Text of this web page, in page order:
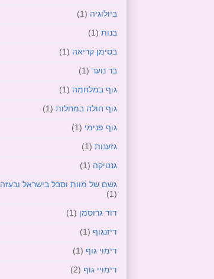
ביולוגיה (1)
בנות (1)
בסימן קריאה (1)
בר נוער (1)
גוף במלחמה (1)
גוף חולה במחלות (1)
גוף פנימי (1)
גזענות (1)
גנטיקה (1)
גשם של מוות וסבל בישראל ובעזה
(1)
דוד גרוסמן (1)
דיזנגוף (1)
דימוי גוף (1)
דימויי גוף (2)